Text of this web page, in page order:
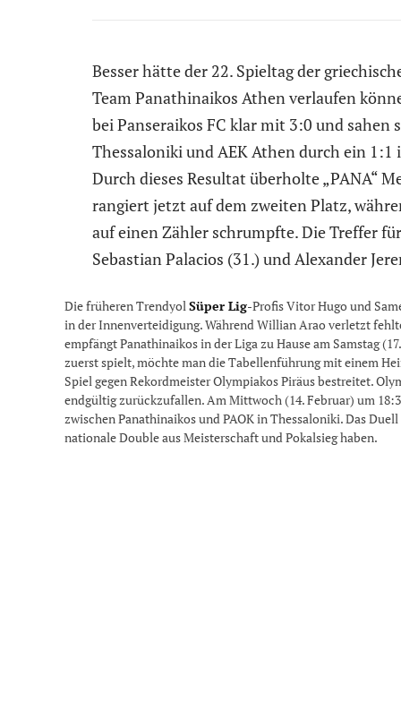
Besser hätte der 22. Spieltag der
Team Panathinaikos Athen verlaufen
bei Panseraikos FC klar mit 3:0 und sahen
Thessaloniki und AEK Athen durch ein
Durch dieses Resultat überholte „PANA“
rangiert jetzt auf dem zweiten Platz,
auf einen Zähler schrumpfte. Die Treffer
Sebastian Palacios (31.) und Alexander
Die früheren TrendyolSüper Lig-Profis Vitor Hugo und
in der Innenverteidigung. Während Willian Arao verletzt
empfängt Panathinaikos in der Liga zu Hause am Samstag
zuerst spielt, möchte man die Tabellenführung mit einem
Spiel gegen Rekordmeister Olympiakos Piräus bestreitet.
endgültig zurückzufallen. Am Mittwoch (14. Februar) um
zwischen Panathinaikos und PAOK in Thessaloniki. Das
nationale Double aus Meisterschaft und Pokalsieg haben.